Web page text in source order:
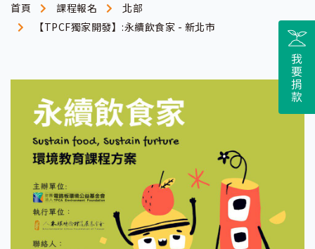
首頁 課程報名
北部
【TPCF獨家開發】:永續飲食家 - 新北市